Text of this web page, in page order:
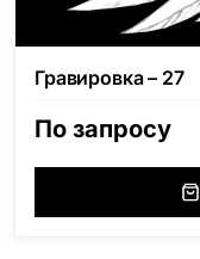
Гравировка – 27
По запросу